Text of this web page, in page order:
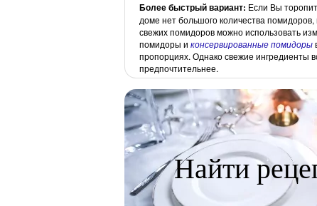
Более быстрый вариант: Если Вы
доме нет большого количества помидоров,
свежих помидоров можно использовать
помидоры и консервированные помидоры
пропорциях. Однако свежие ингредиенты
предпочтительнее.
Найти